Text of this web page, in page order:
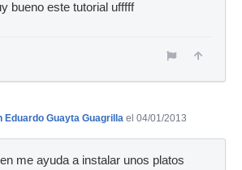
bueno este tutorial ufffff
Eduardo Guayta Guagrilla el 04/01/2013
me ayuda a instalar unos platos